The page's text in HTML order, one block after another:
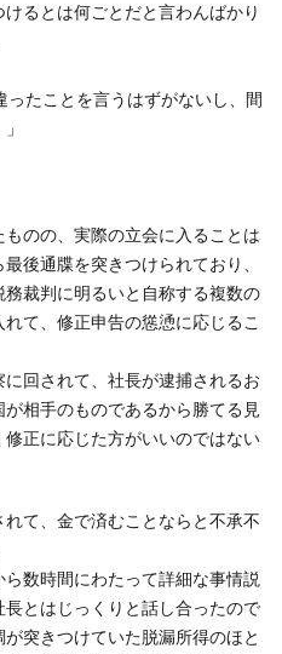
るとは何ごとだと言わんばかり
ったことを言うはずがないし、間
のの、実際の立会に入ることは
後通牒を突きつけられており、
裁判に明るいと自称する複数の
て、修正申告の慫慂に応じるこ
に回されて、社長が逮捕されるお
相手のものであるから勝てる見
正に応じた方がいいのではない
て、金で済むことならと不承不
数時間にわたって詳細な事情説
とはじっくりと話し合ったので
突きつけていた脱漏所得のほと